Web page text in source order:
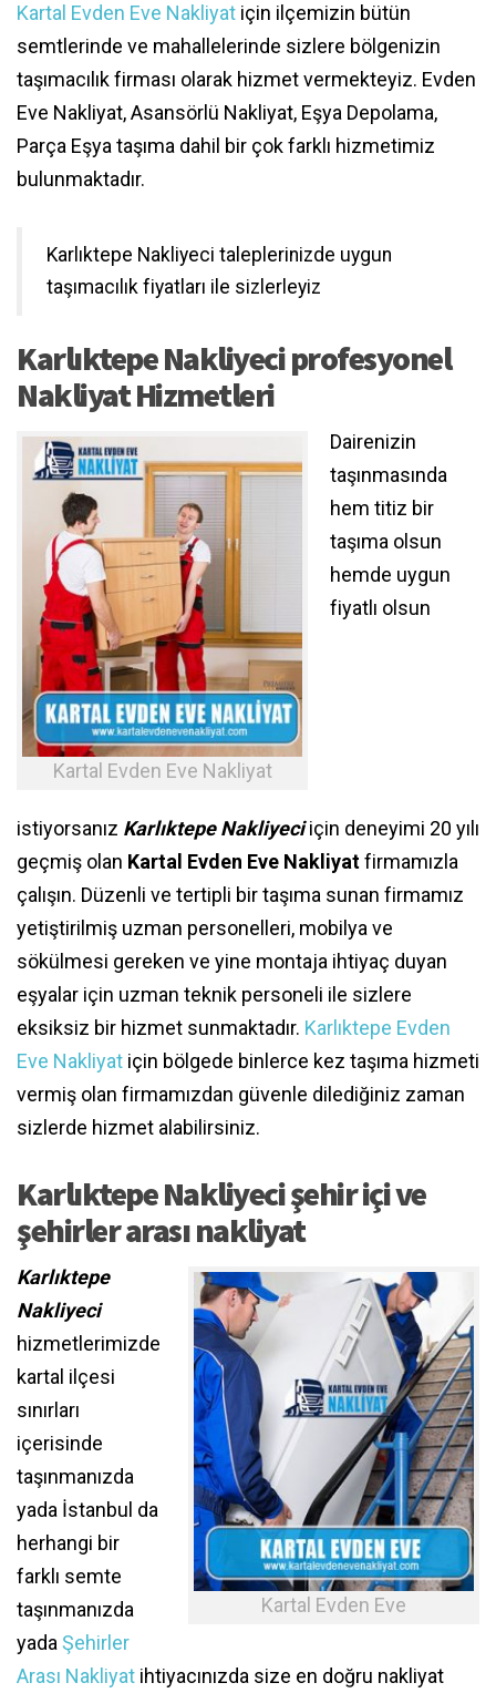
Kartal Evden Eve Nakliyat için ilçemizin bütün
semtlerinde ve mahallelerinde sizlere bölgenizin
taşımacılık firması olarak hizmet vermekteyiz. Evden
Eve Nakliyat, Asansörlü Nakliyat, Eşya Depolama,
Parça Eşya taşıma dahil bir çok farklı hizmetimiz
bulunmaktadır.
Karlıktepe Nakliyeci taleplerinizde uygun
taşımacılık fiyatları ile sizlerleyiz
Karlıktepe Nakliyeci profesyonel
Nakliyat Hizmetleri
Kartal Evden Eve Nakliyat
Dairenizin
taşınmasında
hem titiz bir
taşıma olsun
hemde uygun
fiyatlı olsun
istiyorsanız Karlıktepe Nakliyeciiçin deneyimi 20 yılı
geçmiş olan Kartal Evden Eve Nakliyatfirmamızla
çalışın. Düzenli ve tertipli bir taşıma sunan firmamız
yetiştirilmiş uzman personelleri, mobilya ve
sökülmesi gereken ve yine montaja ihtiyaç duyan
eşyalar için uzman teknik personeli ile sizlere
eksiksiz bir hizmet sunmaktadır. Karlıktepe Evden
Eve Nakliyat için bölgede binlerce kez taşıma hizmeti
vermiş olan firmamızdan güvenle dilediğiniz zaman
sizlerde hizmet alabilirsiniz.
Karlıktepe Nakliyeci şehir içi ve
şehirler arası nakliyat
Kartal Evden Eve
Karlıktepe
Nakliyeci
hizmetlerimizde
kartal ilçesi
sınırları
içerisinde
taşınmanızda
yada İstanbul da
herhangi bir
farklı semte
taşınmanızda
yada Şehirler
Arası Nakliyat ihtiyacınızda size en doğru nakliyat